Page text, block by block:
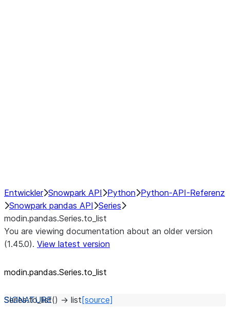
Entwickler Snowpark API Python Python-API-Referenz
Snowpark pandas API Series
modin.pandas.Series.to_list
You are viewing documentation about an older version
(1.45.0). View latest version
modin.pandas.Series.to_list
Series.to_list() → list [source]